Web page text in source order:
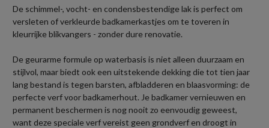
De schimmel-, vocht- en condensbestendige lak is perfect om
versleten of verkleurde badkamerkastjes om te toveren in
kleurrijke blikvangers - zonder dure renovatie.
De geurarme formule op waterbasis is niet alleen duurzaam en
stijlvol, maar biedt ook een uitstekende dekking die tot tien jaar
lang bestand is tegen barsten, afbladderen en blaasvorming: de
perfecte verf voor badkamerhout. Je badkamer vernieuwen en
permanent beschermen is nog nooit zo eenvoudig geweest,
want deze speciale verf vereist geen grondverf en droogt in